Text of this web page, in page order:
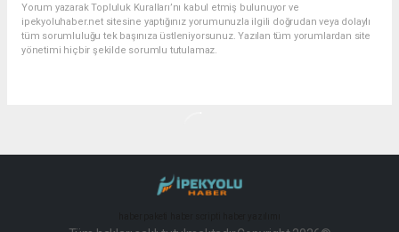
Yorum yazarak Topluluk Kuralları’nı kabul etmiş bulunuyor ve
ipekyoluhaber.net sitesine yaptığınız yorumunuzla ilgili doğrudan veya dolaylı
tüm sorumluluğu tek başınıza üstleniyorsunuz. Yazılan tüm yorumlardan site
yönetimi hiçbir şekilde sorumlu tutulamaz.